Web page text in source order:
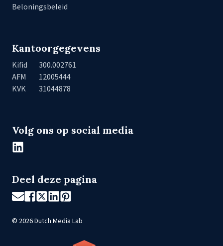
Beloningsbeleid
Kantoorgegevens
Kifid
300.002761
AFM
12005444
KVK
31044878
Volg ons op social media
Deel deze pagina
© 2026Dutch Media Lab